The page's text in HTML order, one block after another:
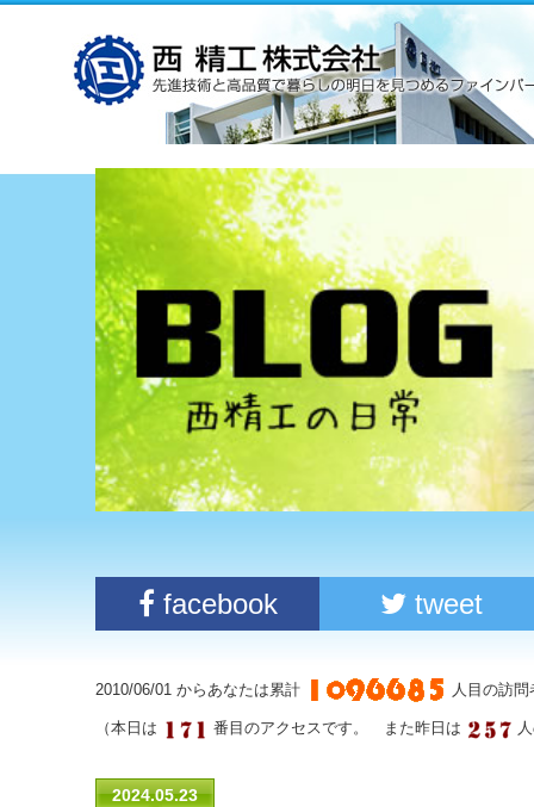
facebook tweet
2010/06/01 からあなたは累計 人目の訪
（本日は 番目のアクセスです。 また昨日は
2024.05.23